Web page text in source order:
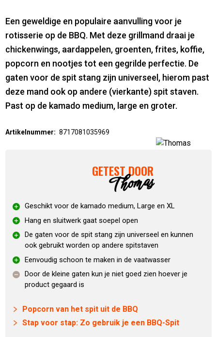
Een geweldige en populaire aanvulling voor je
rotisserie op de BBQ. Met deze grillmand draai je
chickenwings, aardappelen, groenten, frites, koffie,
popcorn en nootjes tot een gegrilde perfectie. De
gaten voor de spit stang zijn universeel, hierom past
deze mand ook op andere (vierkante) spit staven.
Past op de kamado medium, large en groter.
Artikelnummer: 8717081035969
GETEST DOOR
Thomas
Geschikt voor de kamado medium, Large en XL
Hang en sluitwerk gaat soepel open
De gaten voor de spit stang zijn universeel en kunnen
ook gebruikt worden op andere spitstaven
Eenvoudig schoon te maken in de vaatwasser
Door de kleine gaten kun je niet goed zien hoever je
product gegaard is
Popcorn van het spit uit de BBQ
Stap voor stap: Zo gebruik je een BBQ-Spit